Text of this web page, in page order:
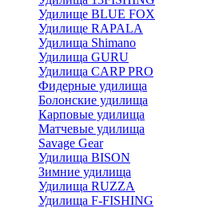
Удилище BLUE FOX
Удилище RAPALA
Удилища Shimano
Удилища GURU
Удилища CARP PRO
Фидерные удилища
Болонские удилища
Карповые удилища
Матчевые удилища
Savage Gear
Удилища BISON
Зимние удилища
Удилища RUZZA
Удилища F-FISHING